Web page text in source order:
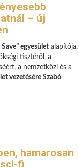
– új
egyesület alapítója,
tisztéről, a
a nemzetközi és a
vezetésére Szabó
hamarosan
fi